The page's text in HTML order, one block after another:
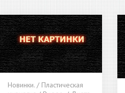
Новинки. / Пластическая